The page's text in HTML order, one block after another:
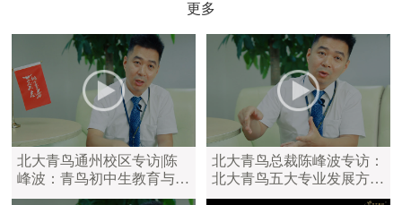
更多
北大青鸟通州校区专访|陈
峰波：青鸟初中生教育与中
职教育区别
北大青鸟总裁陈峰波专访：
北大青鸟五大专业发展方
向，满足学员不同学习需求